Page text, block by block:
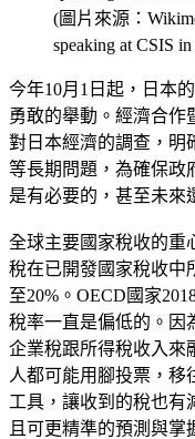
(圖片來源：
speaking at CSIS
今年10月1日起，日本
勇敢的舉動。經濟合作
對日本經濟的調查，明
等長期問題，為確保政
是有必要的，甚至未來
全球主要國家稅收的重
稅在已開發國家稅收中
至20%。OECD國家
稅率一直是偏低的。因
企業稅跟所得稅收入來
人都可能用腳投票，移
工具，讓收到的稅也有
且可更精準的預測與掌